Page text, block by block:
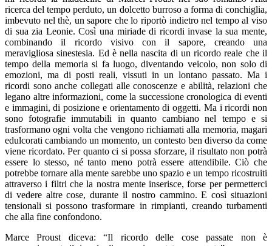
ricerca del tempo perduto, un dolcetto burroso a forma di conchiglia,
imbevuto nel thè, un sapore che lo riportò indietro nel tempo al viso
di sua zia Leonie. Così una miriade di ricordi invase la sua mente,
combinando il ricordo visivo con il sapore, creando una
meravigliosa sinestesia. Ed è nella nascita di un ricordo reale che il
tempo della memoria si fa luogo, diventando veicolo, non solo di
emozioni, ma di posti reali, vissuti in un lontano passato. Ma i
ricordi sono anche collegati alle conoscenze e abilità, relazioni che
legano altre informazioni, come la successione cronologica di eventi
e immagini, di posizione e orientamento di oggetti. Ma i ricordi non
sono fotografie immutabili in quanto cambiano nel tempo e si
trasformano ogni volta che vengono richiamati alla memoria, magari
edulcorati cambiando un momento, un contesto ben diverso da come
viene ricordato. Per quanto ci si possa sforzare, il risultato non potrà
essere lo stesso, né tanto meno potrà essere attendibile. Ciò che
potrebbe tornare alla mente sarebbe uno spazio e un tempo ricostruiti
attraverso i filtri che la nostra mente inserisce, forse per permetterci
di vedere altre cose, durante il nostro cammino. E così situazioni
tensionali si possono trasformare in rimpianti, creando turbamenti
che alla fine confondono.
Marce Proust diceva: “Il ricordo delle cose passate non è